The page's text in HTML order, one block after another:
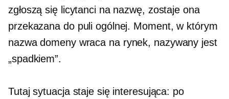
zgłoszą się licytanci na nazwę, zostaje ona
przekazana do puli ogólnej. Moment, w którym
nazwa domeny wraca na rynek, nazywany jest
„spadkiem”.
Tutaj sytuacja staje się interesująca: po